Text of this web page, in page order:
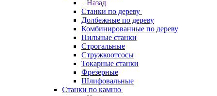
Назад
Станки по дереву
Долбежные по дереву
Комбинированные по дереву
Пильные станки
Строгальные
Стружкоотсосы
Токарные станки
Фрезерные
Шлифовальные
Станки по камню